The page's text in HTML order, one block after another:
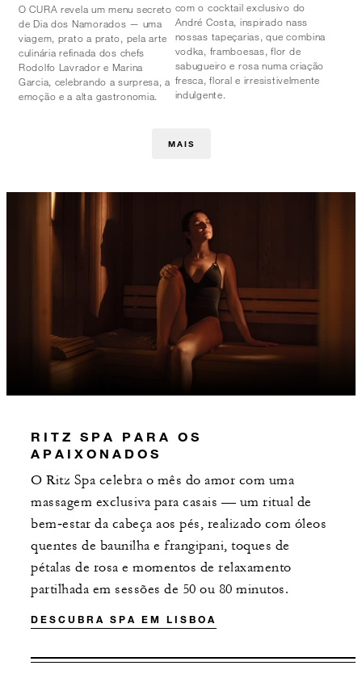
O CURA revela um menu secreto
de Dia dos Namorados — uma
viagem, prato a prato, pela arte
culinária refinada dos chefs
Rodolfo Lavrador e Marina
Garcia, celebrando a surpresa, a
emoção e a alta gastronomia.
com o cocktail exclusivo do
André Costa, inspirado nass
nossas tapeçarias, que combina
vodka, framboesas, flor de
sabugueiro e rosa numa criação
fresca, floral e irresistivelmente
indulgente.
MAIS
RITZ SPA PARA OS
APAIXONADOS
O Ritz Spa celebra o mês do amor com uma
massagem exclusiva para casais — um ritual de
bem‑estar da cabeça aos pés, realizado com óleos
quentes de baunilha e frangipani, toques de
pétalas de rosa e momentos de relaxamento
partilhada em sessões de 50 ou 80 minutos.
DESCUBRA SPA EM LISBOA